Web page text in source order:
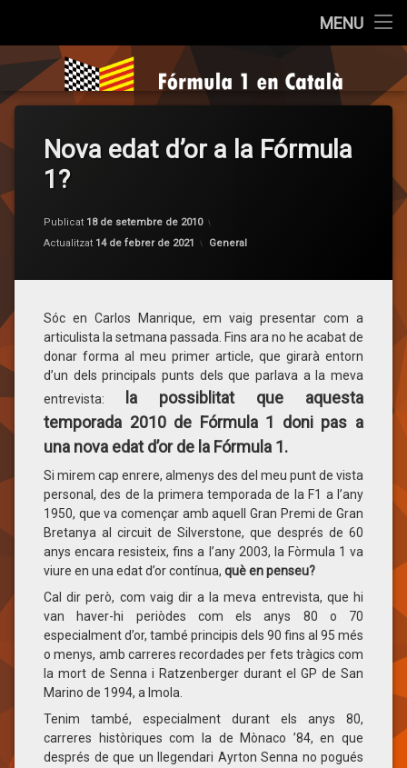
MENU
Qui som?
Cròniques
La Pregunta
Entrevistes
Sèries
contingut
Fórmula 1
Nova edat d’or a la Fórmula
1?
Publicat 18 de setembre de 2010
Actualitzat 14 de febrer de 2021
per F1 en Català
Categories:
General
Sóc en Carlos Manrique, em vaig presentar com a
articulista la setmana passada. Fins ara no he acabat de
donar forma al meu primer article, que girarà entorn
d’un dels principals punts dels que parlava a la meva
entrevista:
la possiblitat que aquesta
temporada 2010 de Fórmula 1 doni pas a
una nova edat d’or de la Fórmula 1.
Si mirem cap enrere, almenys des del meu punt de vista
personal, des de la primera temporada de la F1 a l’any
1950, que va començar amb aquell Gran Premi de Gran
Bretanya al circuit de Silverstone, que després de 60
anys encara resisteix, fins a l’any 2003, la Fòrmula 1 va
viure en una edat d’or contínua, què en penseu?
Cal dir però, com vaig dir a la meva entrevista, que hi
van haver-hi periòdes com els anys 80 o 70
especialment d’or, també principis dels 90 fins al 95 més
o menys, amb carreres recordades per fets tràgics com
la mort de Senna i Ratzenberger durant el GP de San
Marino de 1994, a Imola.
Tenim també, especialment durant els anys 80,
carreres històriques com la de Mònaco ’84, en que
després de que un llegendari Ayrton Senna no pogués